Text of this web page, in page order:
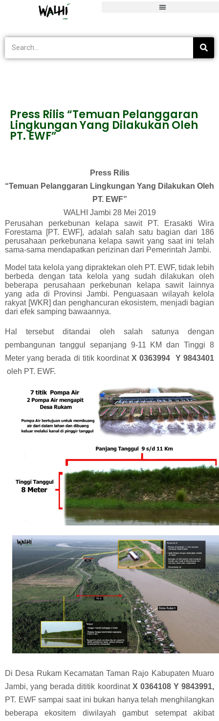
Blog
> Industri Ekstraktif > Press Rilis “Temuan Pelanggaran
Press Rilis “Temuan Pelanggaran
Lingkungan Yang Dilakukan Oleh
PT. EWF”
Press Rilis
“Temuan Pelanggaran Lingkungan Yang Dilakukan Oleh
PT. EWF”
WALHI Jambi 28 Mei 2019
Perusahan perkebunan kelapa sawit PT. Erasakti Wira
Forestama [PT. EWF], adalah salah satu bagian dari 186
perusahaan perkebunana kelapa sawit yang saat ini telah
sama-sama mendapatkan perizinan dari Pemerintah Jambi.
Model tata kelola yang dipraktekan oleh PT. EWF, tidak lebih
berbeda dengan tata kelola yang sudah dilakukan oleh
beberapa perusahaan perkebunan kelapa sawit lainnya
yang ada di Provinsi Jambi. Penguasaan wilayah kelola
rakyat [WKR] dan penghancuran ekosistem, menjadi bagian
dari efek samping bawaannya.
Hal tersebut ditandai oleh salah satunya dengan
pembangunan tanggul sepanjang 9-11 KM dan Tinggi 8
Meter yang berada di titik koordinatX 0363994
Y 9843401
oleh PT. EWF.
Di Desa Rukam Kecamatan Taman Rajo Kabupaten Muaro
Jambi, yang berada dititik koordinat X 0364108 Y 9843991,
PT. EWF sampai saat ini bukan hanya telah menghilangkan
beberapa ekositem diwilayah gambut setempat akibat